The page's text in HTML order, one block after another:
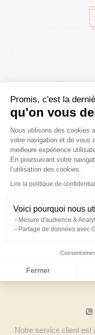
Promis, c'est la
qu'on vous
Plateforme
Nous utilisons des cookies
votre navigation et de vous
meilleure expérience
En poursuivant votre
l’utilisation des cookies.
Lire la politique de
Voici pourquoi nous
Mesure d'audience &
Partage de données avec
Fermer
Notre service client est